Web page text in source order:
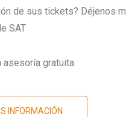
de sus tickets? Déjenos
SAT
asesoría gratuita
INFORMACIÓN